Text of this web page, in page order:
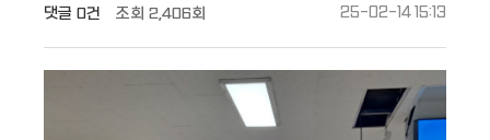
댓글 0건 조회 2,406회 25-02-14 15:13